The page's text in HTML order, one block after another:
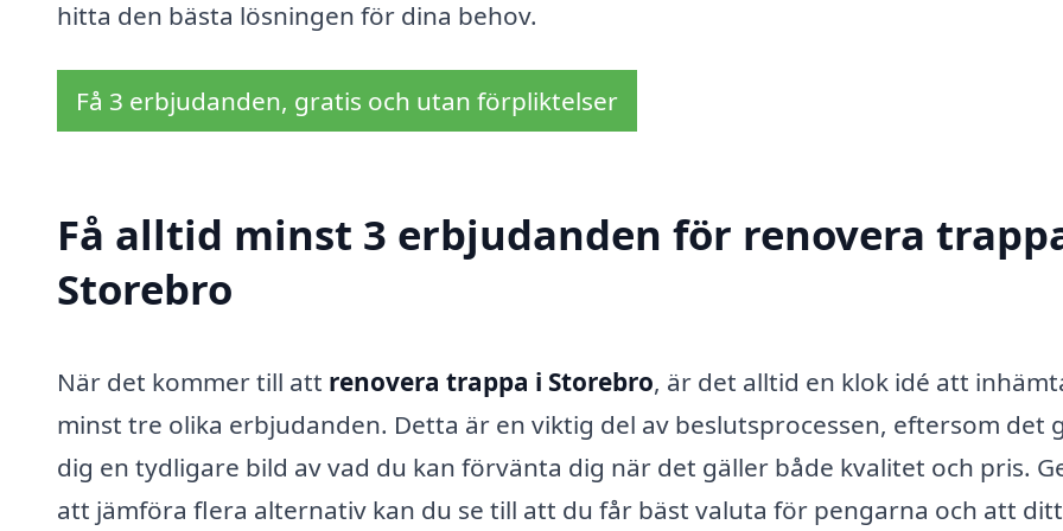
hitta den bästa lösningen för dina behov.
Få 3 erbjudanden, gratis och utan förpliktelser
Få alltid minst 3 erbjudanden för renovera
Storebro
När det kommer till att renovera trappa i Storebro, är det alltid en klok idé att
minst tre olika erbjudanden. Detta är en viktig del av beslutsprocessen, eftersom det
dig en tydligare bild av vad du kan förvänta dig när det gäller både kvalitet och pris.
att jämföra flera alternativ kan du se till att du får bäst valuta för pengarna och att ditt